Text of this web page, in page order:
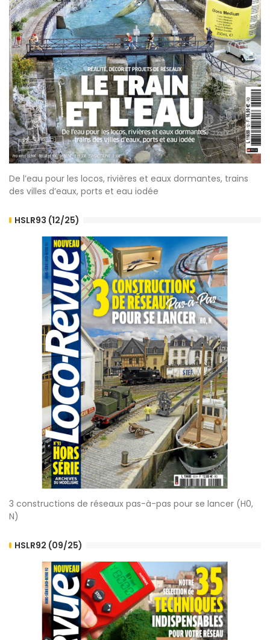
De l’eau pour les locos, rivières et eaux dormantes, trains
des villes d’eaux, ports et eau iodée
HSLR93 (12/25)
3 constructions de réseaux pas-à-pas pour se lancer (H0,
N)
HSLR92 (09/25)